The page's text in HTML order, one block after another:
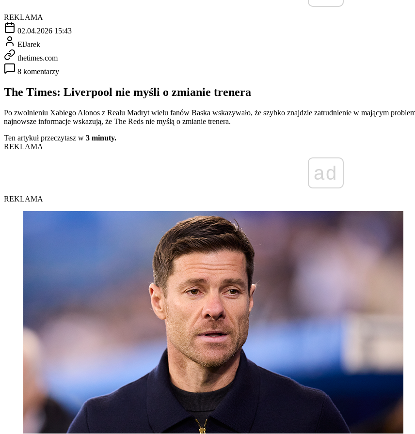
REKLAMA
02.04.2026 15:43
ElJarek
thetimes.com
8 komentarzy
The Times: Liverpool nie myśli o zmianie trenera
Po zwolnieniu Xabiego Alonos z Realu Madryt wielu fanów Baska wskazywało, że szybko znajdzie zatrudnienie w mającym
najnowsze informacje wskazują, że The Reds nie myślą o zmianie trenera.
Ten artykuł przeczytasz w 3 minuty.
REKLAMA
ad
REKLAMA